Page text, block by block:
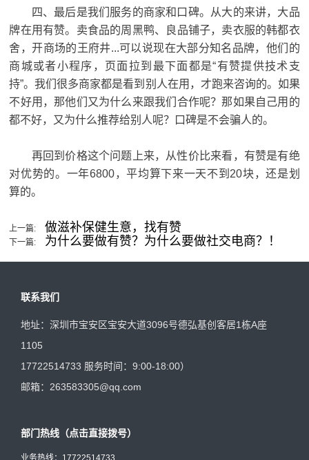
四、最后是我们服务的商家和口碑。从大的来讲，大品
牌在用有赞。卖食品的周黑鸭、良品铺子，卖衣服的韩都衣
舍，开商场的王府井...可以说现在大部分知名品牌，他们的
商城或者小程序，页面拉到最下面都是“有赞提供技术支
持”。我们很多商家都是看到别人在用，才跑来咨询的。如果
不好用，那他们又为什么来跟我们合作呢？那如果自己用的
都不好，又为什么推荐给别人呢？口碑是不会骗人的。
再回到价格这个问题上来，从性价比来看，有赞是有绝
对优势的。一年6800，平均算下来一天不到20块，还是划
算的。
上一篇: 做滋补保健生意，找有赞
下一篇: 为什么要做有赞？为什么要做社交电商？！
联系我们
地址：深圳市宝安区宝安大道3096号德弘基创客居1栋A座
1105
17722514733 服务时间：9:00-18:00）
邮箱：263583305@qq.com
部门热线（点击直接拨号）
业务热线： 17722514733